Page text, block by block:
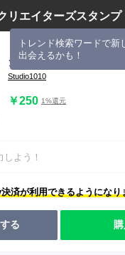
リエイターズスタンプ
トレンド検索ワードで新
出会えるかも！
ダック大好きスタンプ
Studio1010
￥250 1%還元
よう！
済が利用できるようになり
る